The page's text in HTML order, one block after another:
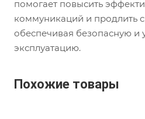
помогает повысить
коммуникаций и продлить
обеспечивая безопасную и
эксплуатацию.
Похожие товары